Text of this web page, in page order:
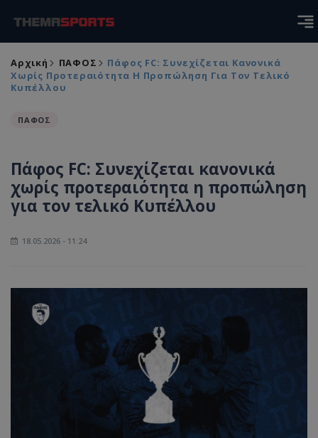
Αρχική ΠΑΦΟΣ
Πάφος FC: Συνεχίζεται Κανονικά
Χωρίς Προτεραιότητα Η Προπώληση Για Τον Τελικό
Κυπέλλου
ΠΑΦΟΣ
Πάφος FC: Συνεχίζεται κανονικά
χωρίς προτεραιότητα η προπώληση
για τον τελικό Κυπέλλου
18.05.2026 - 11:24